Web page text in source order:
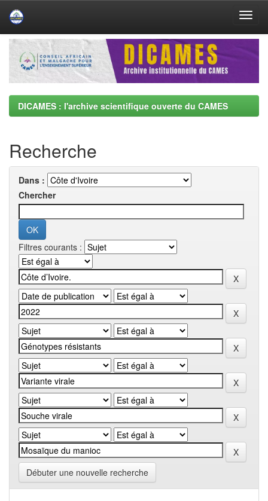
Skip
navigation
DICAMES : l'archive scientifique ouverte du CAMES
Recherche
Dans :
Chercher
Filtres courants :
Débuter une nouvelle recherche